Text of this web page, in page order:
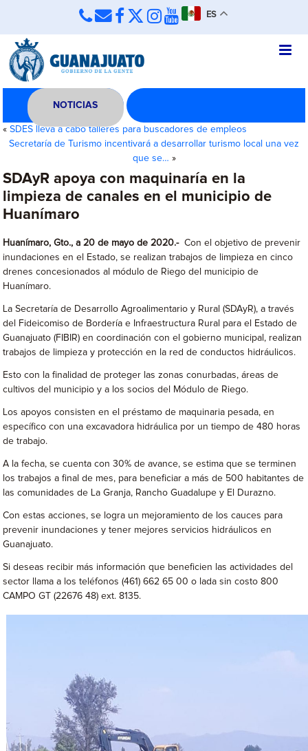
ES
NOTICIAS
«SDES lleva a cabo talleres para buscadores de empleos
Secretaría de Turismo incentivará a desarrollar turismo local una vez
que se… »
SDAyR apoya con maquinaría en la
limpieza de canales en el municipio de
Huanímaro
Huanímaro, Gto., a 20 de mayo de 2020.- Con el objetivo de prevenir
inundaciones en el Estado, se realizan trabajos de limpieza en cinco
drenes concesionados al módulo de Riego del municipio de
Huanímaro.
La Secretaría de Desarrollo Agroalimentario y Rural (SDAyR), a través
del Fideicomiso de Bordería e Infraestructura Rural para el Estado de
Guanajuato (FIBIR) en coordinación con el gobierno municipal, realizan
trabajos de limpieza y protección en la red de conductos hidráulicos.
Esto con la finalidad de proteger las zonas conurbadas, áreas de
cultivos del municipio y a los socios del Módulo de Riego.
Los apoyos consisten en el préstamo de maquinaria pesada, en
específico con una excavadora hidráulica por un tiempo de 480 horas
de trabajo.
A la fecha, se cuenta con 30% de avance, se estima que se terminen
los trabajos a final de mes, para beneficiar a más de 500 habitantes de
las comunidades de La Granja, Rancho Guadalupe y El Durazno.
Con estas acciones, se logra un mejoramiento de los cauces para
prevenir inundaciones y tener mejores servicios hidráulicos en
Guanajuato.
Si deseas recibir más información que beneficien las actividades del
sector llama a los teléfonos (461) 662 65 00 o lada sin costo 800
CAMPO GT (22676 48) ext. 8135.